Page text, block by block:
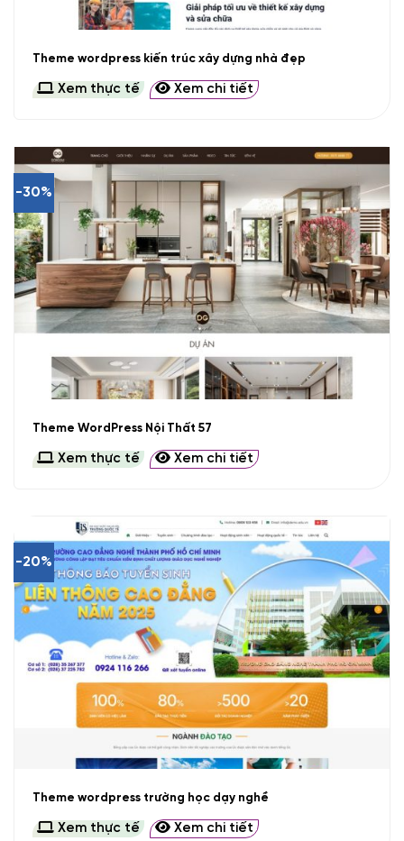
Theme wordpress kiến trúc xây dựng nhà đẹp
Xem thực tế Xem chi tiết
-30%
Theme WordPress Nội Thất 57
Xem thực tế Xem chi tiết
-20%
Theme wordpress trường học dạy nghề
Xem thực tế Xem chi tiết